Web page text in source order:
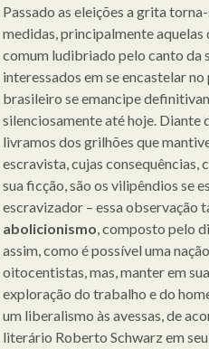
Passado as eleições a grita
medidas, principalmente
comum ludibriado pelo canto da
interessados em se encastelar
brasileiro se emancipe
silenciosamente até hoje. Diante
livramos dos grilhões que
escravista, cujas
sua ficção, são os vilipêndios se
escravizador – essa observação
abolicionismo, composto pelo
assim, como é possível uma
oitocentistas, mas, manter em
exploração do trabalho e do
um liberalismo às avessas, de
literário Roberto Schwarz em